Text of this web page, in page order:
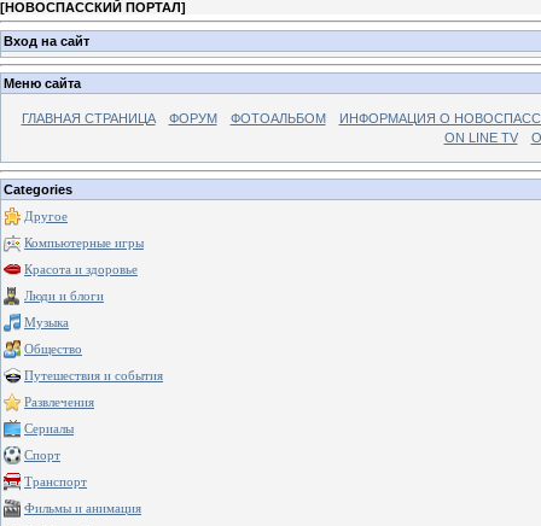
[НОВОСПАССКИЙ ПОРТАЛ]
Вход на сайт
Меню сайта
ГЛАВНАЯ СТРАНИЦА ФОРУМ ФОТОАЛЬБОМ
ИНФОРМАЦИЯ О
ON LINE TV
Categories
Другое
Компьютерные игры
Красота и здоровье
Люди и блоги
Музыка
Общество
Путешествия и события
Развлечения
Сериалы
Спорт
Транспорт
Фильмы и анимация